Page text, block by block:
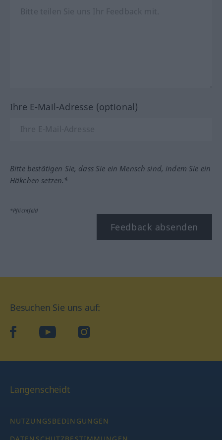
Ihre E-Mail-Adresse (optional)
Bitte bestätigen Sie, dass Sie ein Mensch sind, indem Sie ein
Häkchen setzen.*
*Pflichtfeld
Feedback absenden
Besuchen Sie uns auf:
facebookYouTube Instagram
Langenscheidt
NUTZUNGSBEDINGUNGEN